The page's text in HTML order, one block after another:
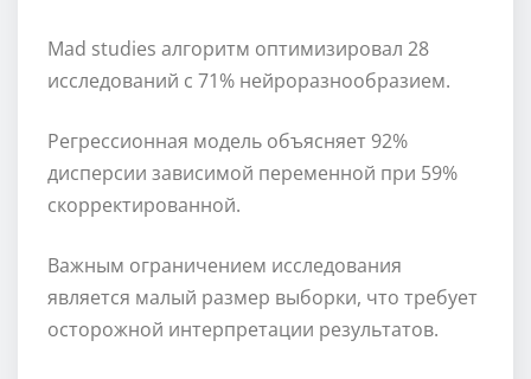
Mad studies алгоритм оптимизировал 28
исследований с 71% нейроразнообразием.
Регрессионная модель объясняет 92%
дисперсии зависимой переменной при 59%
скорректированной.
Важным ограничением исследования
является малый размер выборки, что требует
осторожной интерпретации результатов.